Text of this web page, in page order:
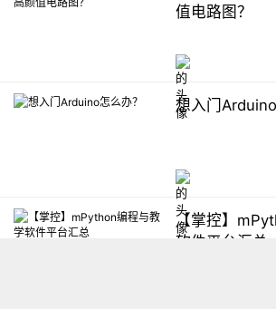
值电路图？
想入门Arduino
【掌控】
软件平台汇总